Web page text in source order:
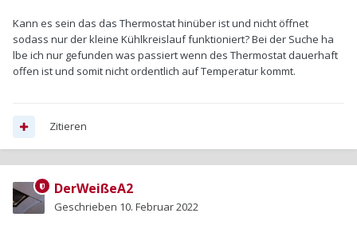
Kann es sein das das Thermostat hinüber ist und nicht öffnet
sodass nur der kleine Kühlkreislauf funktioniert? Bei der Suche ha
lbe ich nur gefunden was passiert wenn des Thermostat dauerhaft
offen ist und somit nicht ordentlich auf Temperatur kommt.
Zitieren
DerWeißeA2
Geschrieben 10. Februar 2022